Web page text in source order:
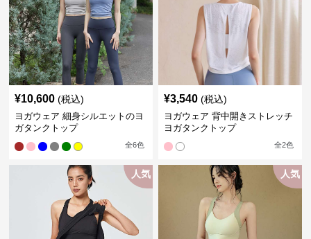
¥10,600 (税込)
ヨガウェア 細身シルエットのヨ
ガタンクトップ
全6色
¥3,540 (税込)
ヨガウェア 背中開きストレッチ
ヨガタンクトップ
全2色
人気 人気